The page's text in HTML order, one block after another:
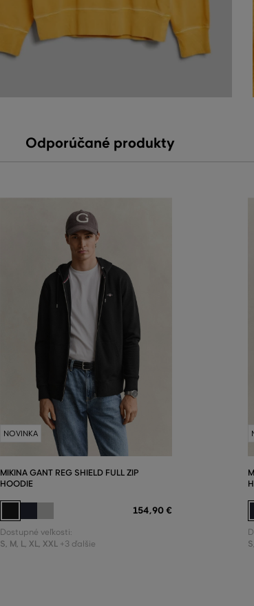
Odporúčané produkty
NOVINKA
MIKINA GANT REG SHIELD FULL ZIP
HOODIE
154,90 €
Dostupné veľkosti:
S, M, L, XL, XXL +3 ďalšie S